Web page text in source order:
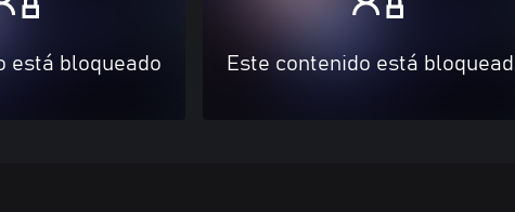
está bloqueado Este contenido está